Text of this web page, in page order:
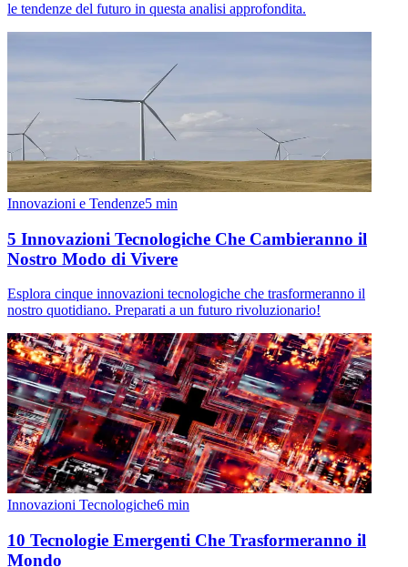
le tendenze del futuro in questa analisi approfondita.
Innovazioni e Tendenze5 min
5 Innovazioni Tecnologiche Che Cambieranno il
Nostro Modo di Vivere
Esplora cinque innovazioni tecnologiche che trasformeranno il
nostro quotidiano. Preparati a un futuro rivoluzionario!
Innovazioni Tecnologiche6 min
10 Tecnologie Emergenti Che Trasformeranno il
Mondo